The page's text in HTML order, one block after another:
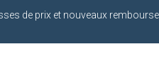
de prix et nouveaux